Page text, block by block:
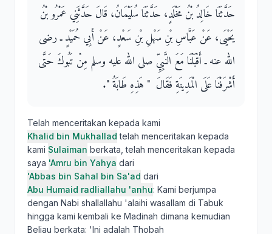
حَدَّثَنَا خَالِدُ بْنُ مَخْلَدٍ، حَدَّثَنَا سُلَيْمَانُ، قَالَ حَدَّثَنِي عَمْرُو بْنُ
يَحْيَى، عَنْ عَبَّاسِ بْنِ سَهْلِ بْنِ سَعْدٍ، عَنْ أَبِي حُمَيْدٍ ـ رضى
الله عنه ـ أَقْبَلْنَا مَعَ النَّبِيِّ صلى الله عليه وسلم مِنْ تَبُوكَ حَتَّى
أَشْرَفْنَا عَلَى الْمَدِينَةِ فَقَالَ ‏ "‏ هَذِهِ طَابَةُ ‏"‏‏.‏
Telah menceritakan kepada kami
Khalid bin Mukhallad telah menceritakan kepada
kami Sulaiman berkata, telah menceritakan kepada
saya 'Amru bin Yahya dari
'Abbas bin Sahal bin Sa'ad dari
Abu Humaid radliallahu 'anhu: Kami berjumpa
dengan Nabi shallallahu 'alaihi wasallam di Tabuk
hingga kami kembali ke Madinah dimana kemudian
Beliau berkata: 'Ini adalah Thobah